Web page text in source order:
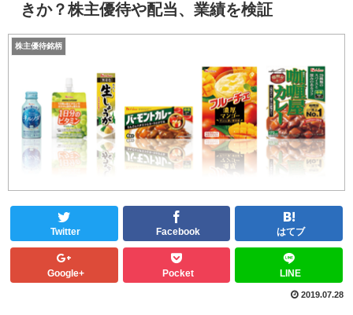
きか？株主優待や配当、業績を検証
株主優待銘柄
Twitter Facebook はてブ
Google+ Pocket LINE
2019.07.28